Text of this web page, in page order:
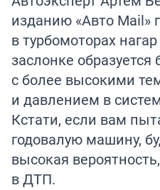
изданию «Авто Mail»
в турбомоторах
заслонке
с более высокими
и давлением в
Кстати, если вам
годовалую машину,
высокая
в ДТП.